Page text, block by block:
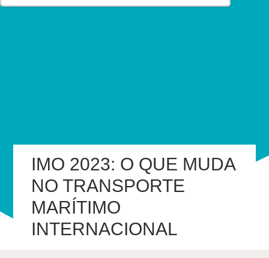
IMO 2023: O QUE MUDA
NO TRANSPORTE
MARÍTIMO
INTERNACIONAL